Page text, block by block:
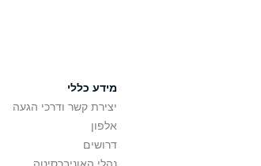
מידע כללי
יצירת קשר ודרכי הגעה
אלפון
דרושים